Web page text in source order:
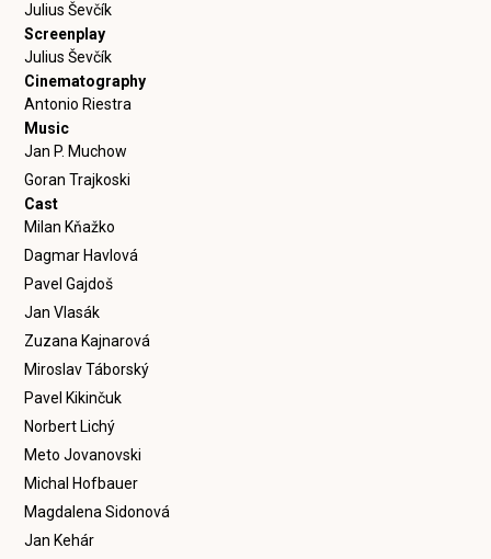
Julius Ševčík
Screenplay
Julius Ševčík
Cinematography
Antonio Riestra
Music
Jan P. Muchow
Goran Trajkoski
Cast
Milan Kňažko
Dagmar Havlová
Pavel Gajdoš
Jan Vlasák
Zuzana Kajnarová
Miroslav Táborský
Pavel Kikinčuk
Norbert Lichý
Meto Jovanovski
Michal Hofbauer
Magdalena Sidonová
Jan Kehár